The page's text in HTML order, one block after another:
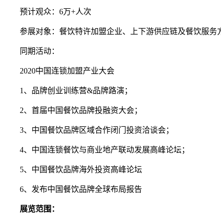
预计观众：6万+人次
参展对象：餐饮特许加盟企业、上下游供应链及餐饮服务
同期活动：
2020中国连锁加盟产业大会
1、品牌创业训练营&品牌路演；
2、首届中国餐饮品牌投融资大会；
3、中国餐饮品牌区域合作闭门投资洽谈会；
4、中国连锁餐饮与商业地产联动发展高峰论坛；
5、中国餐饮品牌海外投资高峰论坛
6、发布中国餐饮品牌全球布局报告
展览范围：